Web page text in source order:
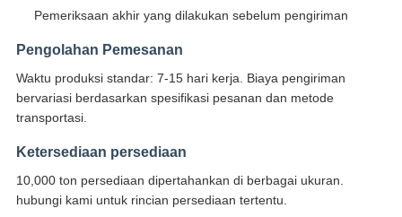
Pemeriksaan akhir yang dilakukan sebelum pengiriman
Pengolahan Pemesanan
Waktu produksi standar: 7-15 hari kerja. Biaya pengiriman
bervariasi berdasarkan spesifikasi pesanan dan metode
transportasi.
Ketersediaan persediaan
10,000 ton persediaan dipertahankan di berbagai ukuran.
hubungi kami untuk rincian persediaan tertentu.